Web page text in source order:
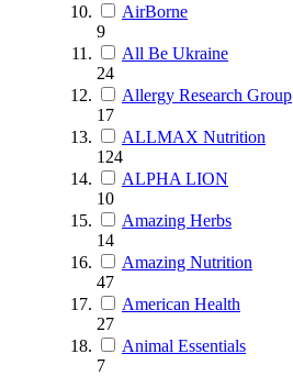
AirBorne
9
All Be Ukraine
24
Allergy Research Group
17
ALLMAX Nutrition
124
ALPHA LION
10
Amazing Herbs
14
Amazing Nutrition
47
American Health
27
Animal Essentials
7